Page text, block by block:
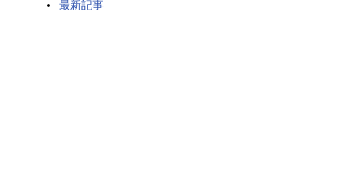
最新記事